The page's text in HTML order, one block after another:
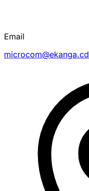
Email
microcom@ekanga.cd